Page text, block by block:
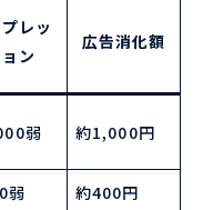
レッ
ン
広告消化額
弱 約1,000円
弱 約400円